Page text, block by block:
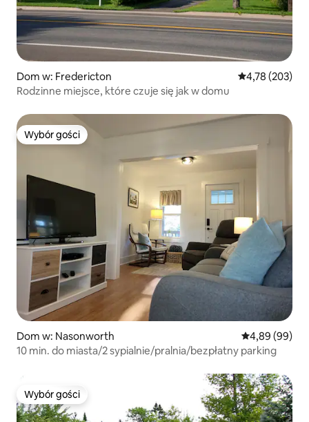
Dom w: Fredericton Średnia
4,78 (203)
Rodzinne miejsce, które czuje się jak w domu
Wybór gości
Wybór gości
Dom w: Nasonworth Średnia
4,89 (99)
10 min. do miasta/2 sypialnie/pralnia/bezpłatny parking
Wybór gości
Wybór gości